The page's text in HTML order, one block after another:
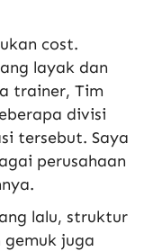
cost.
layak dan
trainer, Tim
divisi
tersebut. Saya
perusahaan
lalu, struktur
juga